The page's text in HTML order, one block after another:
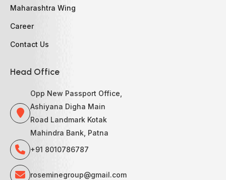
Maharashtra Wing
Career
Contact Us
Head Office
Opp New Passport Office,
Ashiyana Digha Main
Road Landmark Kotak
Mahindra Bank, Patna
+91 8010786787
roseminegroup@gmail.com